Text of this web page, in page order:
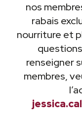
nos
rabais
nourriture et
renseigner
membres,